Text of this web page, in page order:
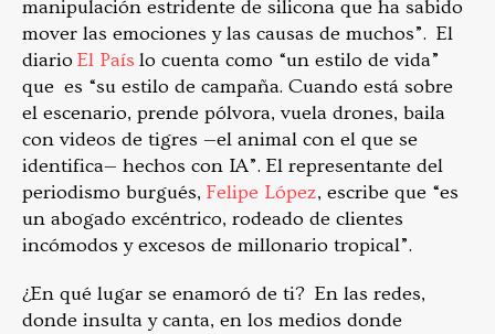
manipulación estridente de silicona que ha sabido
mover las emociones y las causas de muchos”. El
diario El País lo cuenta como “un estilo de vida”
que es “su estilo de campaña. Cuando está sobre
el escenario, prende pólvora, vuela drones, baila
con videos de tigres —el animal con el que se
identifica— hechos con IA”. El representante del
periodismo burgués, Felipe López, escribe que “es
un abogado excéntrico, rodeado de clientes
incómodos y excesos de millonario tropical”.
¿En qué lugar se enamoró de ti? En las redes,
donde insulta y canta, en los medios donde